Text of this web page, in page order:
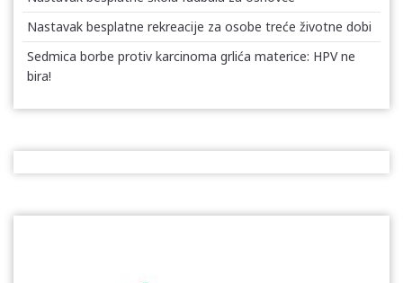
Nastavak besplatne rekreacije za osobe treće životne dobi
Sedmica borbe protiv karcinoma grlića materice: HPV ne
bira!